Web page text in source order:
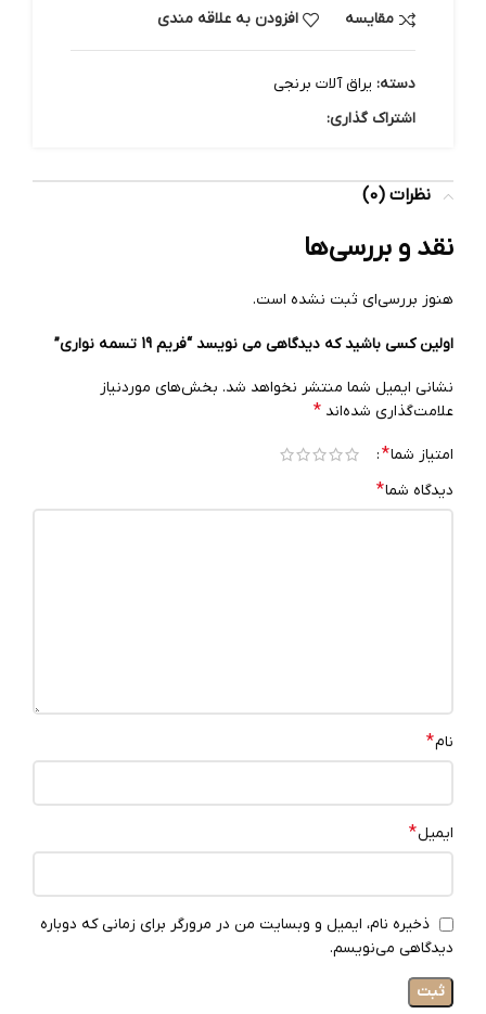
مقایسه افزودن به علاقه مندی
دسته: یراق آلات برنجی
اشتراک گذاری:
نظرات (0)
نقد و بررسی‌ها
هنوز بررسی‌ای ثبت نشده است.
اولین کسی باشید که دیدگاهی می نویسد “فریم 19 تسمه نواری”
نشانی ایمیل شما منتشر نخواهد شد. بخش‌های موردنیاز
علامت‌گذاری شده‌اند *
امتیاز شما*
دیدگاه شما*
نام*
ایمیل*
ذخیره نام، ایمیل و وبسایت من در مرورگر برای زمانی که دوباره
دیدگاهی می‌نویسم.